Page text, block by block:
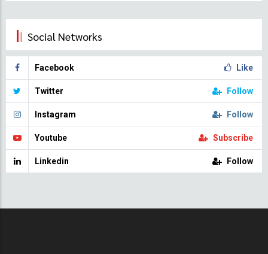
Social Networks
Facebook Like
Twitter Follow
Instagram Follow
Youtube Subscribe
Linkedin Follow